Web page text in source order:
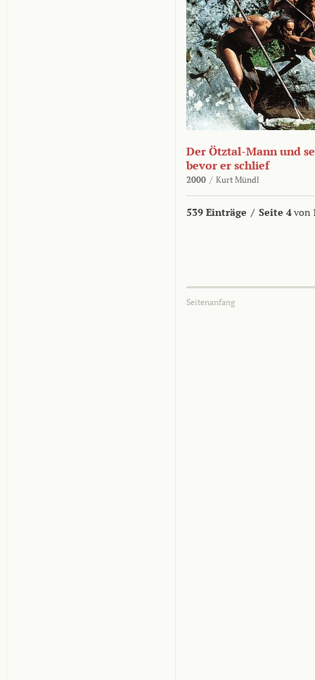
Der Ötztal-Mann und
bevor er schlief
2000 / Kurt Mündl
539 Einträge / Seite 4von
Seitenanfang